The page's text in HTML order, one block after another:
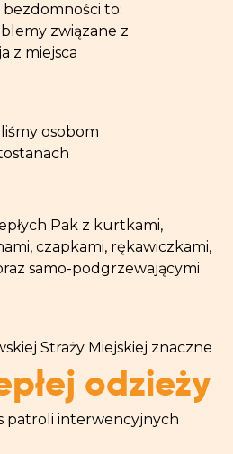
to:
związane z
z miejsca
osobom
Pak z kurtkami,
czapkami, rękawiczkami,
samo-podgrzewającymi
Straży Miejskiej znaczne
odzieży
patroli interwencyjnych